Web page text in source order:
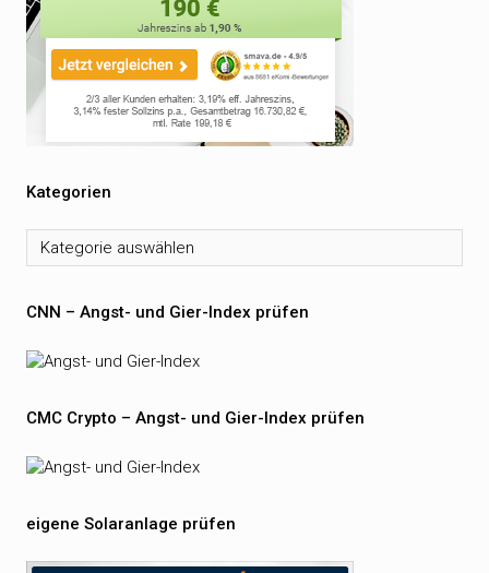
Kategorien
Kategorien
CNN – Angst- und Gier-Index prüfen
CMC Crypto – Angst- und Gier-Index prüfen
eigene Solaranlage prüfen